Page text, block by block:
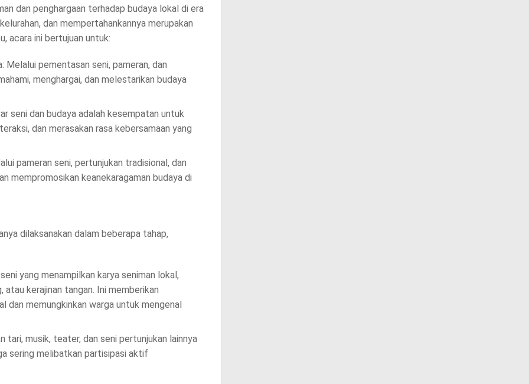
dan penghargaan terhadap budaya lokal di era
dan mempertahankannya merupakan
acara ini bertujuan untuk:
Melalui pementasan seni, pameran, dan
menghargai, dan melestarikan budaya
seni dan budaya adalah kesempatan untuk
dan merasakan rasa kebersamaan yang
pameran seni, pertunjukan tradisional, dan
mempromosikan keanekaragaman budaya di
dilaksanakan dalam beberapa tahap,
yang menampilkan karya seniman lokal,
kerajinan tangan. Ini memberikan
dan memungkinkan warga untuk mengenal
tari, musik, teater, dan seni pertunjukan lainnya
sering melibatkan partisipasi aktif